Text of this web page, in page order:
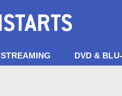
STREAMING DVD &